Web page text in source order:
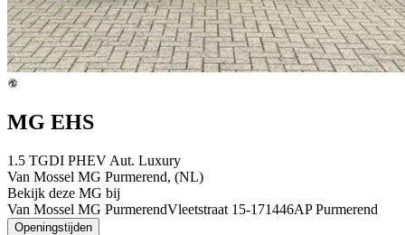
MG EHS
1.5 TGDI PHEV Aut. Luxury
Van Mossel MG Purmerend, (NL)
Bekijk deze MG bij
Van Mossel MG PurmerendVleetstraat 15-171446AP Purmerend
Openingstijden